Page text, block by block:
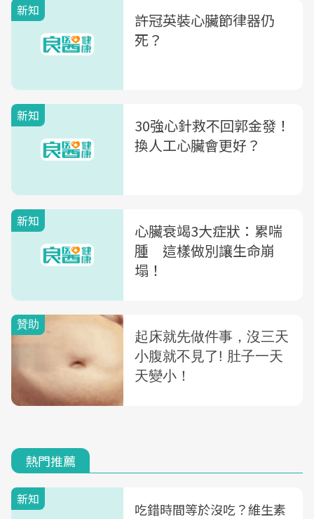
新知
許冠英裝心臟節律器仍
死？
新知
30強心針救不回郭金發！
換人工心臟會更好？
新知
心臟衰竭3大症狀：累喘
腫 這樣做別讓生命崩
塌！
熱門推薦
新知
吃錯時間等於沒吃？維生素